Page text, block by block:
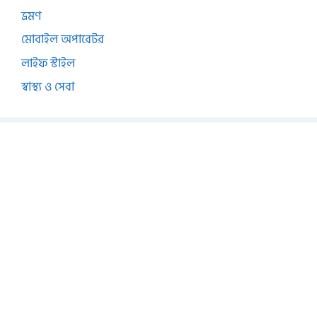
ভ্রমণ
মোবাইল অপারেটর
লাইফ স্টাইল
স্বাস্থ্য ও সেবা